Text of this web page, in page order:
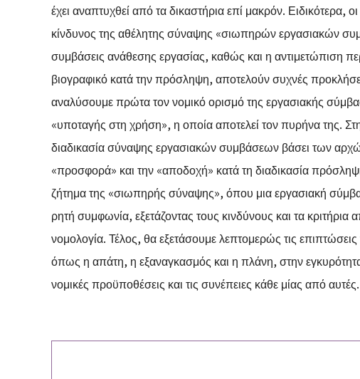
έχει αναπτυχθεί από τα δικαστήρια επί μακρόν. Ειδικότερα,
κίνδυνος της αθέλητης σύναψης «σιωπηρών εργασιακών
συμβάσεις ανάθεσης εργασίας, καθώς και η αντιμετώπιση
βιογραφικό κατά την πρόσληψη, αποτελούν συχνές
αναλύσουμε πρώτα τον νομικό ορισμό της εργασιακής
«υποταγής στη χρήση», η οποία αποτελεί τον πυρήνα της.
διαδικασία σύναψης εργασιακών συμβάσεων βάσει των
«προσφορά» και την «αποδοχή» κατά τη διαδικασία
ζήτημα της «σιωπηρής σύναψης», όπου μια εργασιακή
ρητή συμφωνία, εξετάζοντας τους κινδύνους και τα
νομολογία. Τέλος, θα εξετάσουμε λεπτομερώς τις
όπως η απάτη, η εξαναγκασμός και η πλάνη, στην
νομικές προϋποθέσεις και τις συνέπειες κάθε μίας από αυτές.